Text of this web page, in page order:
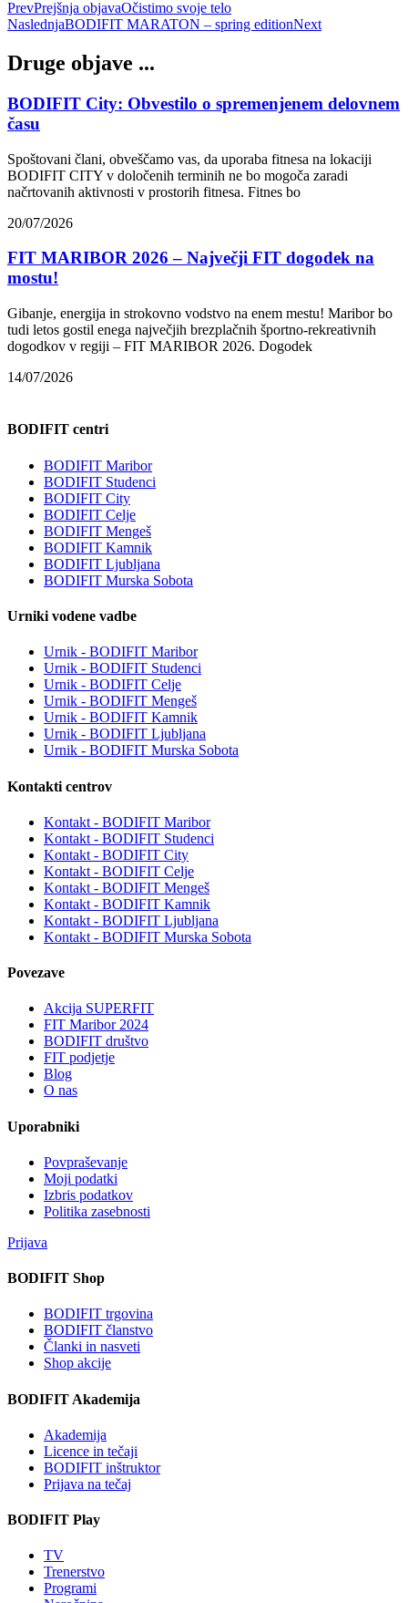
PrevPrejšnja objavaOčistimo svoje telo
NaslednjaBODIFIT MARATON – spring editionNext
Druge objave ...
BODIFIT City: Obvestilo o spremenjenem delovnem
času
Spoštovani člani, obveščamo vas, da uporaba fitnesa na lokaciji
BODIFIT CITY v določenih terminih ne bo mogoča zaradi
načrtovanih aktivnosti v prostorih fitnesa. Fitnes bo
20/07/2026
FIT MARIBOR 2026 – Največji FIT dogodek na
mostu!
Gibanje, energija in strokovno vodstvo na enem mestu! Maribor bo
tudi letos gostil enega največjih brezplačnih športno-rekreativnih
dogodkov v regiji – FIT MARIBOR 2026. Dogodek
14/07/2026
BODIFIT centri
BODIFIT Maribor
BODIFIT Studenci
BODIFIT City
BODIFIT Celje
BODIFIT Mengeš
BODIFIT Kamnik
BODIFIT Ljubljana
BODIFIT Murska Sobota
Urniki vodene vadbe
Urnik - BODIFIT Maribor
Urnik - BODIFIT Studenci
Urnik - BODIFIT Celje
Urnik - BODIFIT Mengeš
Urnik - BODIFIT Kamnik
Urnik - BODIFIT Ljubljana
Urnik - BODIFIT Murska Sobota
Kontakti centrov
Kontakt - BODIFIT Maribor
Kontakt - BODIFIT Studenci
Kontakt - BODIFIT City
Kontakt - BODIFIT Celje
Kontakt - BODIFIT Mengeš
Kontakt - BODIFIT Kamnik
Kontakt - BODIFIT Ljubljana
Kontakt - BODIFIT Murska Sobota
Povezave
Akcija SUPERFIT
FIT Maribor 2024
BODIFIT društvo
FIT podjetje
Blog
O nas
Uporabniki
Povpraševanje
Moji podatki
Izbris podatkov
Politika zasebnosti
Prijava
BODIFIT Shop
BODIFIT trgovina
BODIFIT članstvo
Članki in nasveti
Shop akcije
BODIFIT Akademija
Akademija
Licence in tečaji
BODIFIT inštruktor
Prijava na tečaj
BODIFIT Play
TV
Trenerstvo
Programi